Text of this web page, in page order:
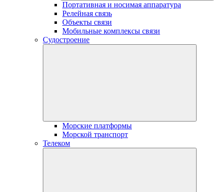
Портативная и носимая аппаратура
Релейная связь
Объекты связи
Мобильные комплексы связи
Судостроение
Морские платформы
Морской транспорт
Телеком